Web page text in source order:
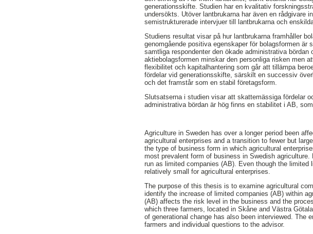
generationsskifte. Studien har en kvalitativ
undersökts. Utöver lantbrukarna har även en rådgivare
semistrukturerade intervjuer till lantbrukarna och
Studiens resultat visar på hur lantbrukarna framhåller
genomgående positiva egenskaper för bolagsformen
samtliga respondenter den ökade administrativa
aktiebolagsformen minskar den personliga risken men
flexibilitet och kapitalhantering som går att tillämpa
fördelar vid generationsskifte, särskilt en successiv
och det framstår som en stabil företagsform.
Slutsatserna i studien visar att skattemässiga fördelar
administrativa bördan är hög finns en stabilitet i AB,
Agriculture in Sweden has over a longer period been
agricultural enterprises and a transition to fewer but
the type of business form in which agricultural
most prevalent form of business in Swedish
run as limited companies (AB). Even though the
relatively small for agricultural enterprises.
The purpose of this thesis is to examine agricultural
identify the increase of limited companies (AB) within
(AB) affects the risk level in the business and the
which three farmers, located in Skåne and Västra
of generational change has also been interviewed. The
farmers and individual questions to the advisor.